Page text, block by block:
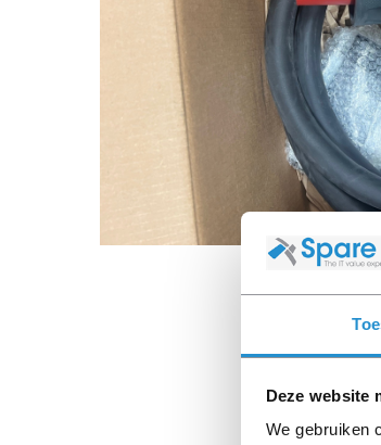
Deze website
We gebruiken